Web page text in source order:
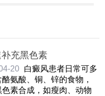
充黑色素
20 白癜风患者日常可多
氨酸、铜、锌的食物，
色素合成，如瘦肉、动物